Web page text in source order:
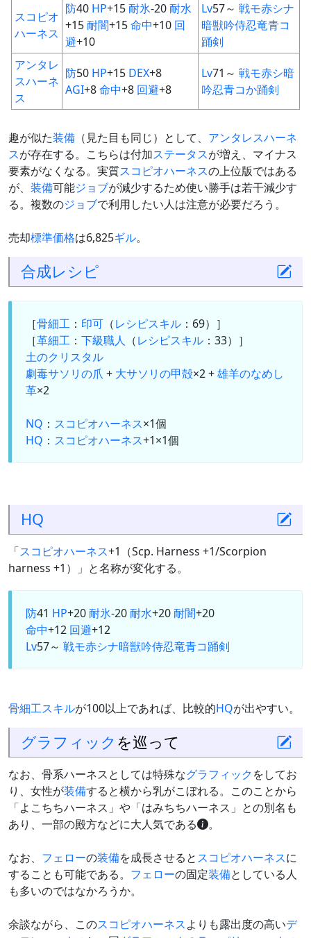
スコピオ
ハーネス
防40 HP+15耐氷-20耐水
+15耐闇+15命中+10 回
避+10
Lv57～ 戦モ赤シナ
暗獣吟侍忍竜青コ
踊剣
アンタレ
スハーネ
ス
防50 HP+15 DEX+8
AGI+8命中+8 回避+8
Lv71～ 戦モ赤シ暗
吟忍青コか踊剣
趣が似た装備 （見た目も同じ）として、 アンタレスハーネ
スが存在する。こちらは付加ステータスが増え、マイナス
要素がなくなる。実質スコピオハーネスの上位版ではある
が、 装備可能ジョブが減少するため使い勝手は若干減少す
る。複数のジョブで利用したい人は注意が必要だろう。
売却標準価格は6,825ギル。
合成レシピ
［骨細工 ： 印可 （レシピスキル ：69）］
［革細工 ： 下級職人 （レシピスキル ：33）］
土のクリスタル
劇毒サソリの爪 + 大サソリの甲殻×2 +雄羊のなめし
革×2
NQ ： スコピオハーネス×1個
HQ ： スコピオハーネス+1×1個
HQ
「スコピオハーネス+1（Scp. Harness +1/Scorpion
harness +1）」と名称が変化する。
防41 HP+20耐氷-20耐水+20耐闇+20
命中+12 回避+12
Lv57～ 戦モ赤シナ暗獣吟侍忍竜青コ踊剣
骨細工スキルが100以上であれば、比較的HQが出やすい。
グラフィック を巡って
なお、骨系ハーネスとしては特殊なグラフィックをしてお
り、女性が装備すると横から乳がこぼれる。このことから
「よこちちハーネス」や「はみちちハーネス」との別名も
あり、一部の殿方などに大人気である
。
なお、 フェローの装備を成長させるとスコピオハーネスに
することも可能である。 フェローの固定装備としている人
も多いのではなかろうか。
余談ながら、このスコピオハーネスよりも露出度の高いデ